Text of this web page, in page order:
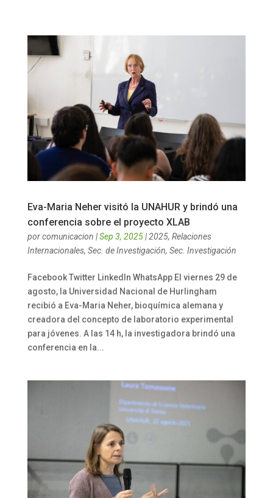
Eva-Maria Neher visitó la UNAHUR y brindó una
conferencia sobre el proyecto XLAB
porcomunicacion |Sep 3, 2025|2025, Relaciones
Internacionales, Sec. de Investigación, Sec. Investigación
Facebook Twitter LinkedIn WhatsApp El viernes 29 de
agosto, la Universidad Nacional de Hurlingham
recibió a Eva-Maria Neher, bioquímica alemana y
creadora del concepto de laboratorio experimental
para jóvenes. A las 14 h, la investigadora brindó una
conferencia en la...